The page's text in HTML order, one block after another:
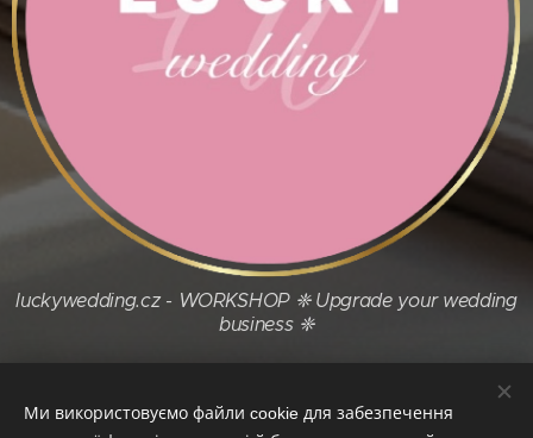
luckywedding.cz - WORKSHOP ❈ Upgrade your wedding
business ❈
Obrázky poskytl
Ми використовуємо файли cookie для забезпечення